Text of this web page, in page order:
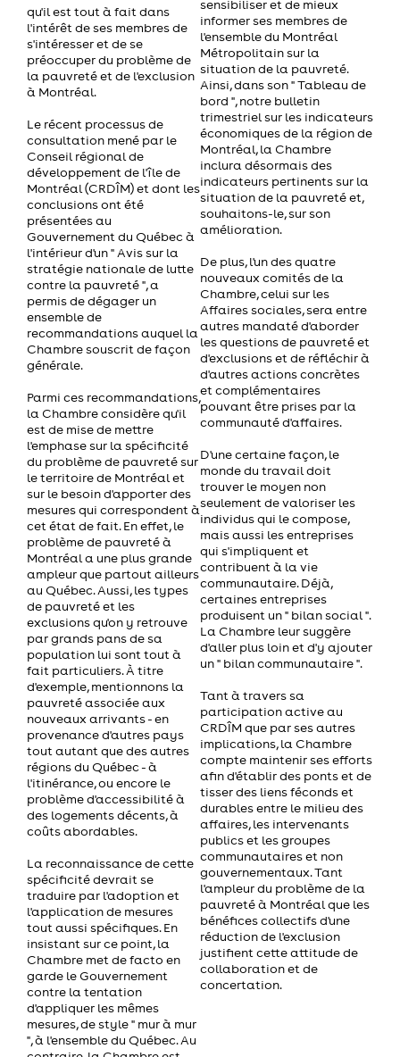
qu'il est tout à fait dans
l'intérêt de ses membres de
s'intéresser et de se
préoccuper du problème de
la pauvreté et de l'exclusion
à Montréal.
Le récent processus de
consultation mené par le
Conseil régional de
développement de l'île de
Montréal (CRDÎM) et dont les
conclusions ont été
présentées au
Gouvernement du Québec à
l'intérieur d'un " Avis sur la
stratégie nationale de lutte
contre la pauvreté ", a
permis de dégager un
ensemble de
recommandations auquel la
Chambre souscrit de façon
générale.
Parmi ces recommandations,
la Chambre considère qu'il
est de mise de mettre
l'emphase sur la spécificité
du problème de pauvreté sur
le territoire de Montréal et
sur le besoin d'apporter des
mesures qui correspondent à
cet état de fait. En effet, le
problème de pauvreté à
Montréal a une plus grande
ampleur que partout ailleurs
au Québec. Aussi, les types
de pauvreté et les
exclusions qu'on y retrouve
par grands pans de sa
population lui sont tout à
fait particuliers. À titre
d'exemple, mentionnons la
pauvreté associée aux
nouveaux arrivants - en
provenance d'autres pays
tout autant que des autres
régions du Québec - à
l'itinérance, ou encore le
problème d'accessibilité à
des logements décents, à
coûts abordables.
La reconnaissance de cette
spécificité devrait se
traduire par l'adoption et
l'application de mesures
tout aussi spécifiques. En
insistant sur ce point, la
Chambre met de facto en
garde le Gouvernement
contre la tentation
d'appliquer les mêmes
mesures, de style " mur à mur
", à l'ensemble du Québec. Au
sensibiliser et de mieux
informer ses membres de
l'ensemble du Montréal
Métropolitain sur la
situation de la pauvreté.
Ainsi, dans son " Tableau de
bord ", notre bulletin
trimestriel sur les indicateurs
économiques de la région de
Montréal, la Chambre
inclura désormais des
indicateurs pertinents sur la
situation de la pauvreté et,
souhaitons-le, sur son
amélioration.
De plus, l'un des quatre
nouveaux comités de la
Chambre, celui sur les
Affaires sociales, sera entre
autres mandaté d'aborder
les questions de pauvreté et
d'exclusions et de réfléchir à
d'autres actions concrètes
et complémentaires
pouvant être prises par la
communauté d'affaires.
D'une certaine façon, le
monde du travail doit
trouver le moyen non
seulement de valoriser les
individus qui le compose,
mais aussi les entreprises
qui s'impliquent et
contribuent à la vie
communautaire. Déjà,
certaines entreprises
produisent un " bilan social ".
La Chambre leur suggère
d'aller plus loin et d'y ajouter
un " bilan communautaire ".
Tant à travers sa
participation active au
CRDÎM que par ses autres
implications, la Chambre
compte maintenir ses efforts
afin d'établir des ponts et de
tisser des liens féconds et
durables entre le milieu des
affaires, les intervenants
publics et les groupes
communautaires et non
gouvernementaux. Tant
l'ampleur du problème de la
pauvreté à Montréal que les
bénéfices collectifs d'une
réduction de l'exclusion
justifient cette attitude de
collaboration et de
concertation.